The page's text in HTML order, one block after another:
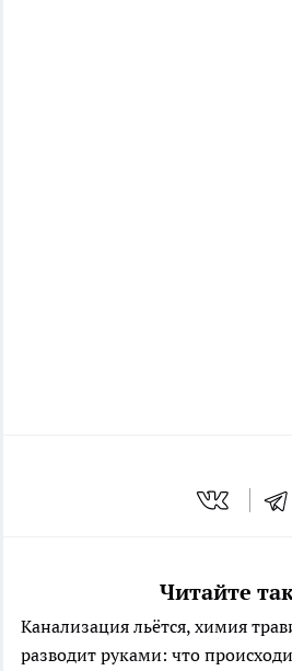
Читайте
Канализация льётся, химия
разводит руками: что